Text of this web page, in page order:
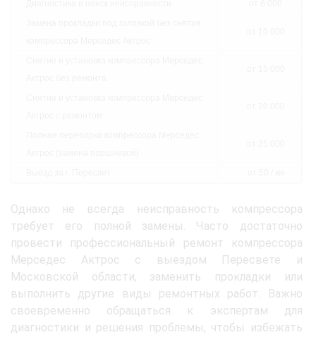
Однако не всегда неисправность компрессора
требует его полной замены. Часто достаточно
провести профессиональный ремонт компрессора
Мерседес Актрос с выездом Пересвете и
Московской области, заменить прокладки или
выполнить другие виды ремонтных работ. Важно
своевременно обращаться к экспертам для
диагностики и решения проблемы, чтобы избежать